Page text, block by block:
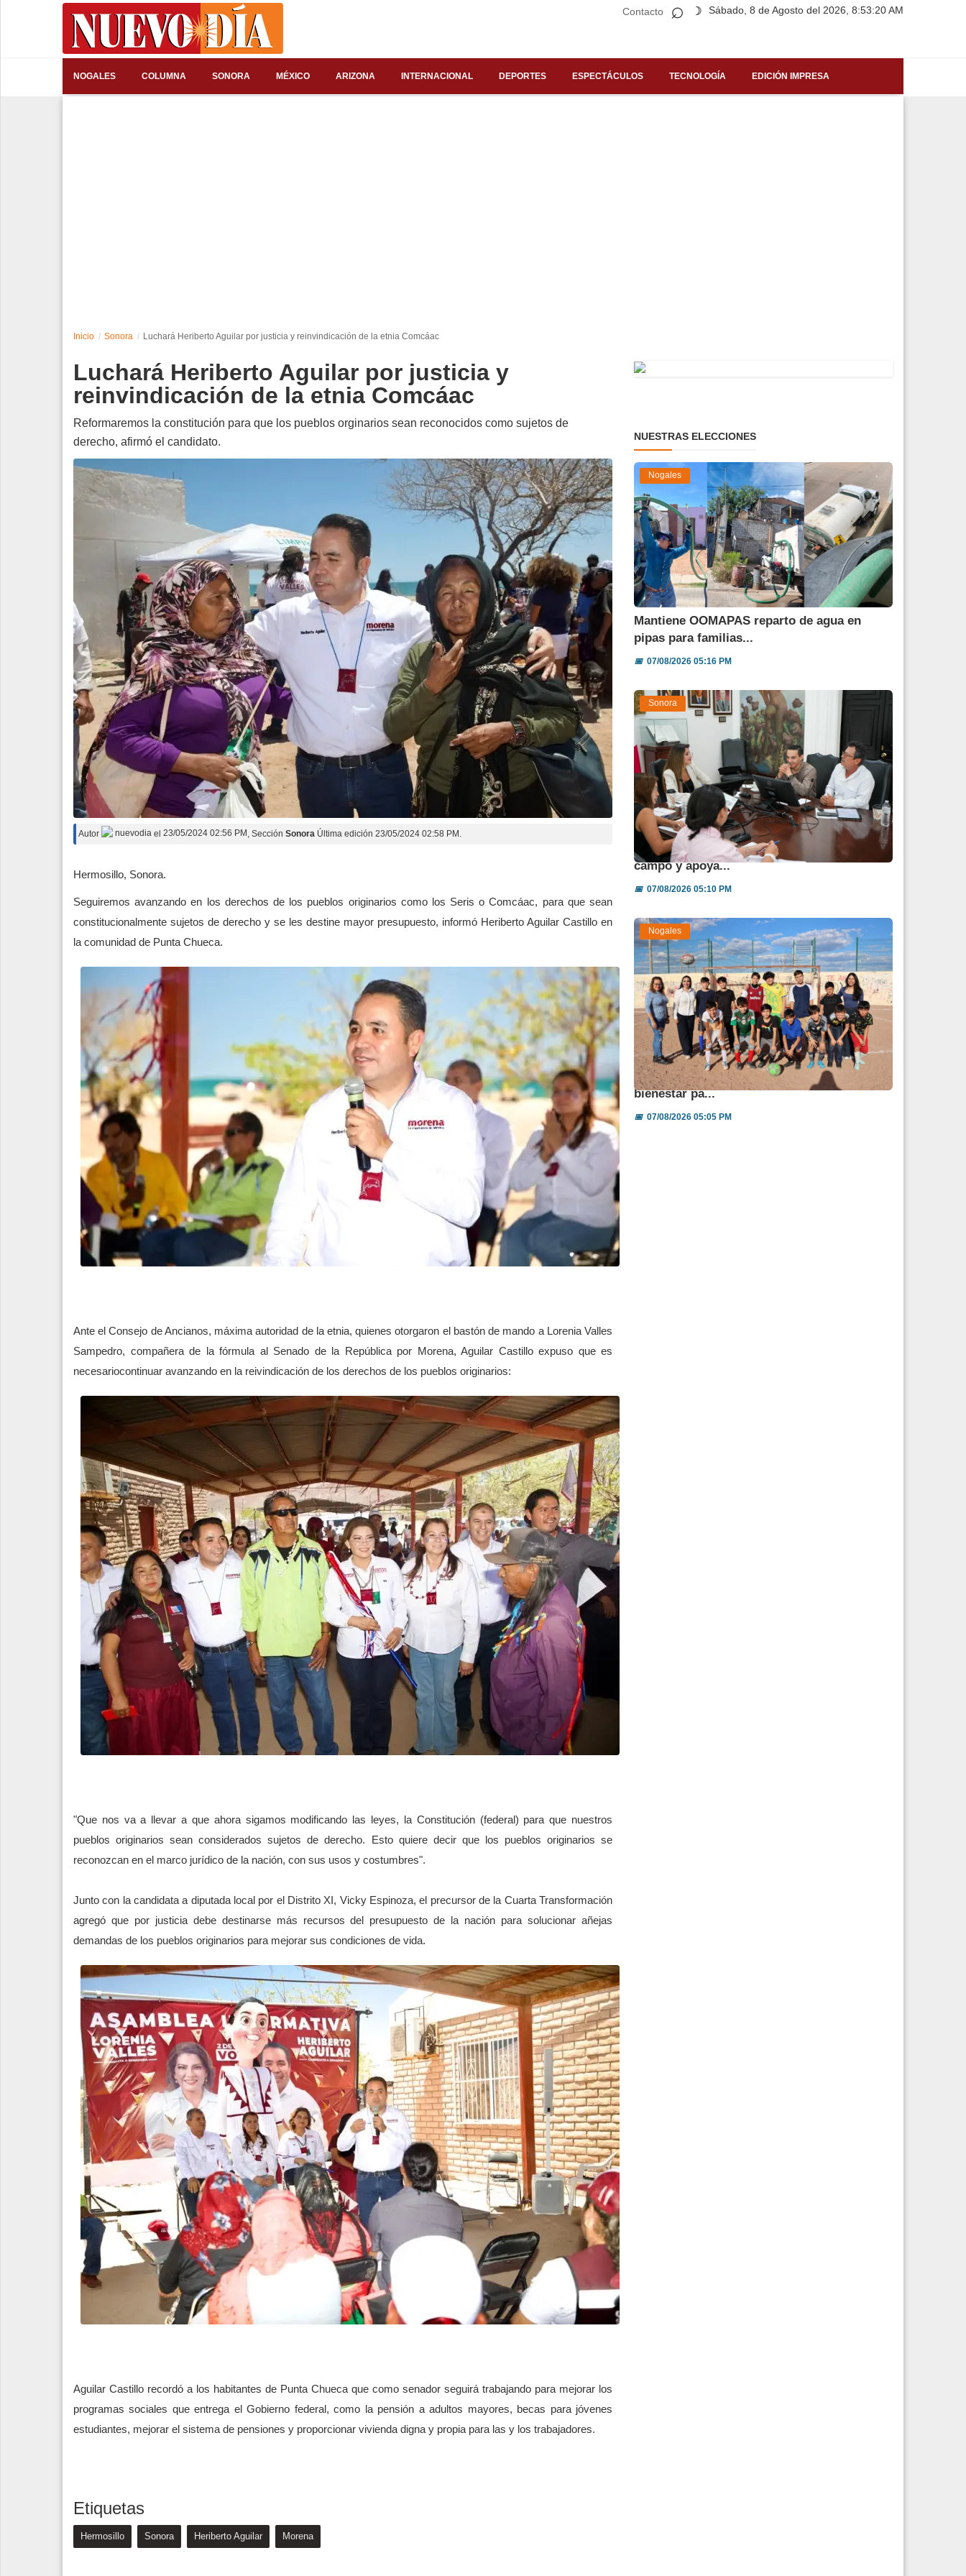
Contacto Sábado, 8 de Agosto del 2026, 8:53:20 AM
⌕ ☽
NOGALES COLUMNA SONORA MÉXICO ARIZONA INTERNACIONAL DEPORTES ESPECTÁCULOS TECNOLOGÍA EDICIÓN IMPRESA
Edición Impresa
Inicio Sonora Luchará Heriberto Aguilar por justicia y reinvindicación de la etnia Comcáac
Luchará Heriberto Aguilar por justicia y
reinvindicación de la etnia Comcáac
Reformaremos la constitución para que los pueblos orginarios sean reconocidos como sujetos de
derecho, afirmó el candidato.
Autor nuevodia el 23/05/2024 02:56 PM , Sección Sonora Última edición 23/05/2024 02:58 PM.
Hermosillo, Sonora.
Seguiremos avanzando en los derechos de los pueblos originarios como los Seris o Comcáac, para que sean
constitucionalmente sujetos de derecho y se les destine mayor presupuesto, informó Heriberto Aguilar Castillo en
la comunidad de Punta Chueca.
Ante el Consejo de Ancianos, máxima autoridad de la etnia, quienes otorgaron el bastón de mando a Lorenia Valles
Sampedro, compañera de la fórmula al Senado de la República por Morena, Aguilar Castillo expuso que es
necesariocontinuar avanzando en la reivindicación de los derechos de los pueblos originarios:
"Que nos va a llevar a que ahora sigamos modificando las leyes, la Constitución (federal) para que nuestros
pueblos originarios sean considerados sujetos de derecho. Esto quiere decir que los pueblos originarios se
reconozcan en el marco jurídico de la nación, con sus usos y costumbres".
Junto con la candidata a diputada local por el Distrito XI, Vicky Espinoza, el precursor de la Cuarta Transformación
agregó que por justicia debe destinarse más recursos del presupuesto de la nación para solucionar añejas
demandas de los pueblos originarios para mejorar sus condiciones de vida.
Aguilar Castillo recordó a los habitantes de Punta Chueca que como senador seguirá trabajando para mejorar los
programas sociales que entrega el Gobierno federal, como la pensión a adultos mayores, becas para jóvenes
estudiantes, mejorar el sistema de pensiones y proporcionar vivienda digna y propia para las y los trabajadores.
Etiquetas
Hermosillo Sonora Heriberto Aguilar Morena
NUESTRAS ELECCIONES
Nogales
Mantiene OOMAPAS reparto de agua en
pipas para familias...
📅07/08/2026 05:16 PM
Sonora
Destina Sonora 850 mdp para fortalecer al
campo y apoya...
📅07/08/2026 05:10 PM
Nogales
Angélica Burgos impulsa jornada de salud y
bienestar pa...
📅07/08/2026 05:05 PM